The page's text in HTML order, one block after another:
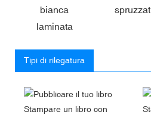
bianca
laminata
Tipi di rilegatura